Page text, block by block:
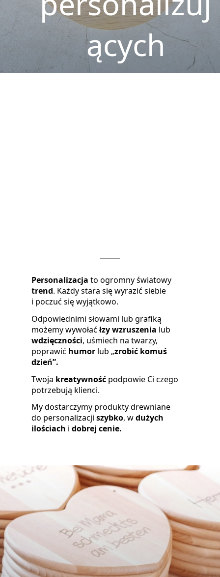
ących
Personalizacja to ogromny światowy
trend. Każdy stara się wyrazić siebie
i poczuć się wyjątkowo.
Odpowiednimi słowami lub grafiką
możemy wywołać łzy wzruszenia lub
wdzięczności, uśmiech na twarzy,
poprawić humor lub „zrobić komuś
dzień”.
Twoja kreatywność podpowie Ci czego
potrzebują klienci.
My dostarczymy produkty drewniane
do personalizacji szybko, wdużych
ilościach i dobrej cenie.